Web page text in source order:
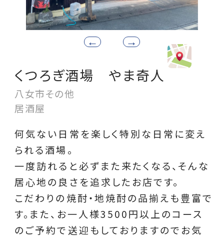
くつろぎ酒場 やま奇人
八女市その他
居酒屋
何気ない日常を楽しく特別な日常に変え
られる酒場。
一度訪れると必ずまた来たくなる、そんな
居心地の良さを追求したお店です。
こだわりの焼酎・地焼酎の品揃えも豊富で
す。また、お一人様3500円以上のコース
のご予約で送迎もしておりますのでお気